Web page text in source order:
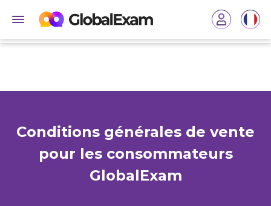
Conditions générales de vente
pour les consommateurs
GlobalExam